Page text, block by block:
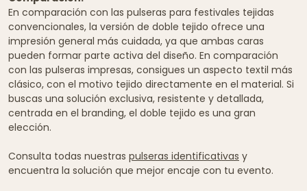
En comparación con las pulseras para festivales tejidas
convencionales, la versión de doble tejido ofrece una
impresión general más cuidada, ya que ambas caras
pueden formar parte activa del diseño. En comparación
con las pulseras impresas, consigues un aspecto textil más
clásico, con el motivo tejido directamente en el material. Si
buscas una solución exclusiva, resistente y detallada,
centrada en el branding, el doble tejido es una gran
elección.
Consulta todas nuestras pulseras identificativas y
encuentra la solución que mejor encaje con tu evento.